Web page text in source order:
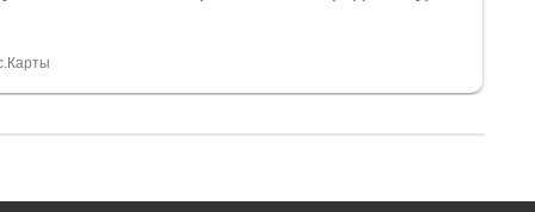
всегда на связи, очень детально всё